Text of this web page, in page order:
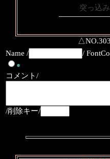
突っ込
Name /
/
●
コメント/
/削除キー/